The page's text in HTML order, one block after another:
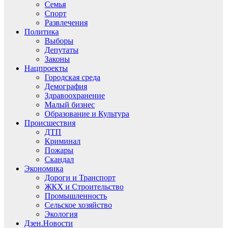
Семья
Спорт
Развлечения
Политика
Выборы
Депутаты
Законы
Нацпроекты
Городская среда
Демография
Здравоохранение
Малый бизнес
Образование и Культура
Происшествия
ДТП
Криминал
Пожары
Скандал
Экономика
Дороги и Транспорт
ЖКХ и Строительство
Промышленность
Сельское хозяйство
Экология
Дзен.Новости